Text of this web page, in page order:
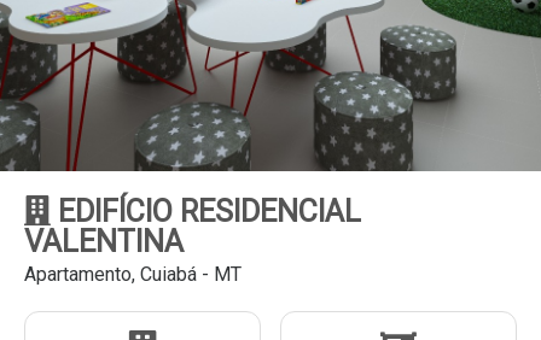
EDIFÍCIO RESIDENCIAL
VALENTINA
Apartamento, Cuiabá - MT
Continuar